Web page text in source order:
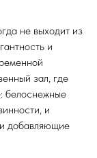
не выходит из
и
зал, где
белоснежные
и
добавляющие